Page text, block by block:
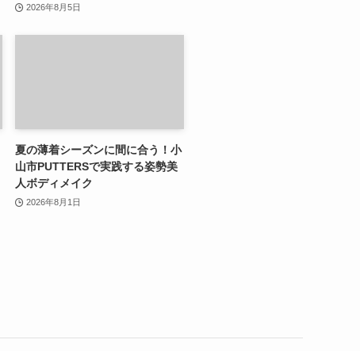
2026年8月5日
夏の薄着シーズンに間に合う！小
山市PUTTERSで実践する姿勢美
人ボディメイク
2026年8月1日